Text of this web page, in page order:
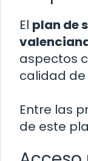
El plan de
aspectos
calidad
Entre las
de este